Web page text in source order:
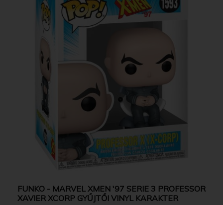
FUNKO - MARVEL XMEN '97 SERIE 3 PROFESSOR
XAVIER XCORP GYŰJTŐI VINYL KARAKTER